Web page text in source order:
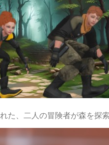
た、二人の冒険者が森を探